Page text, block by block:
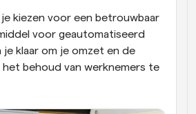
kiezen voor een betrouwbaar
voor geautomatiseerd
je klaar om je omzet en de
behoud van werknemers te